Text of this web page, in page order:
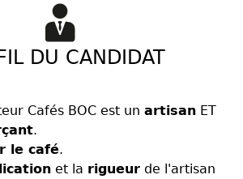
DU CANDIDAT
Cafés BOC est un artisan ET
.
le café.
et la rigueur de l'artisan